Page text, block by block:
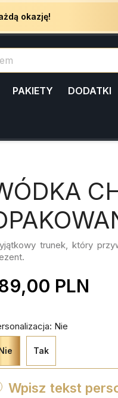
okazję!
PAKIETY DODATKI
trunek, który
PLN
Wpisz tekst
Nie
Tak